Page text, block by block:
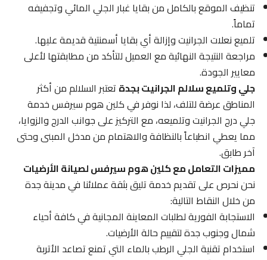
تنظيف الموقع بالكامل من بقايا غبار الجلي المائي وتجفيفه
تماماً.
تلميع نعلات الجرانيت وإزالة أي بقايا أسمنتية قديمة عليها.
مراجعة النتيجة النهائية مع العميل للتأكد من مطابقتها لأعلى
معايير الجودة.
جلي وتلميع سلالم الجرانيت بجدةتعتبر السلالم من أكثر
المناطق عرضة للتلف، لذا نوفر في كلين هوم سيرفس خدمة
جلي درج الجرانيت وتلميعه، مع التركيز على جوانب الدرج والزوايا،
مما يعطي انطباعاً بالنظافة والاهتمام من مدخل المبنى وحتى
آخر طابق.
مميزات التعامل مع كلين هوم سيرفس لصيانة الأرضيات
نحن نحرص على تقديم خدمة تليق بثقة عملائنا في مدينة جدة
من خلال النقاط التالية:
الاستجابة الفورية لطلبات المعاينة المجانية في كافة أحياء
شمال وجنوب جدة لتقييم حالة الأرضيات.
استخدام تقنية الجلي الرطب بالماء التي تمنع تصاعد الأتربة